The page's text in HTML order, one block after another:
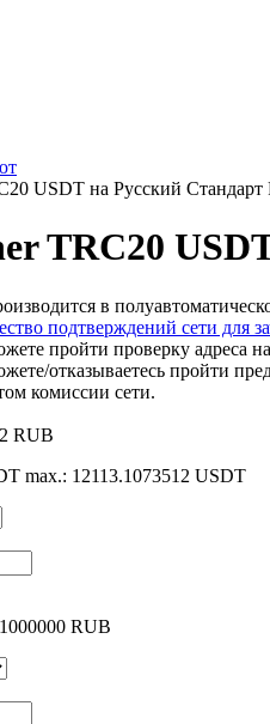
USDT на Русский Стандарт
TRC20
в
подтверждений сети для
пройти проверку адреса
отказываетесь пройти
комиссии сети.
RUB
max.: 12113.1073512 USDT
RUB